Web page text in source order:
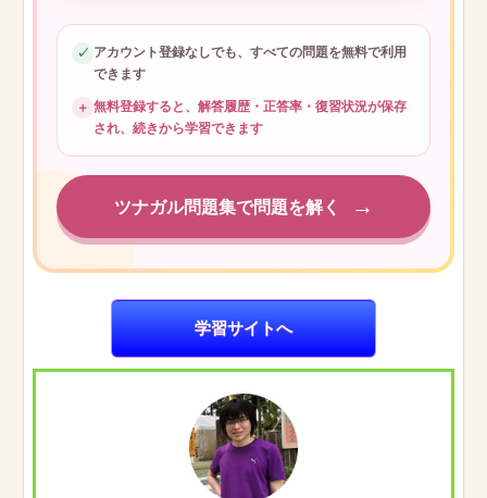
✓ アカウント登録なしでも、すべての問題を無料で利用
できます
＋ 無料登録すると、解答履歴・正答率・復習状況が保存
され、続きから学習できます
ツナガル問題集で問題を解く →
学習サイトへ